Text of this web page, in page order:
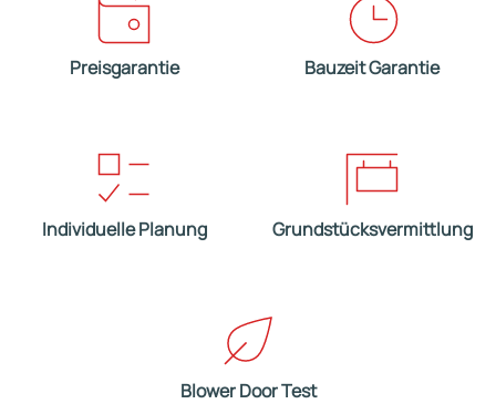
Preisgarantie Bauzeit Garantie
Individuelle Planung Grundstücksvermittlung
Blower Door Test